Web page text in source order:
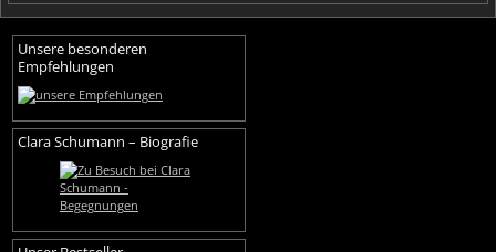
Unsere besonderen
Empfehlungen
Clara Schumann – Biografie